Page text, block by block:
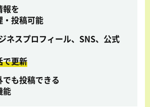
報を
・投稿可能
ネスプロフィール、SNS、公式
で更新
も投稿できる
能